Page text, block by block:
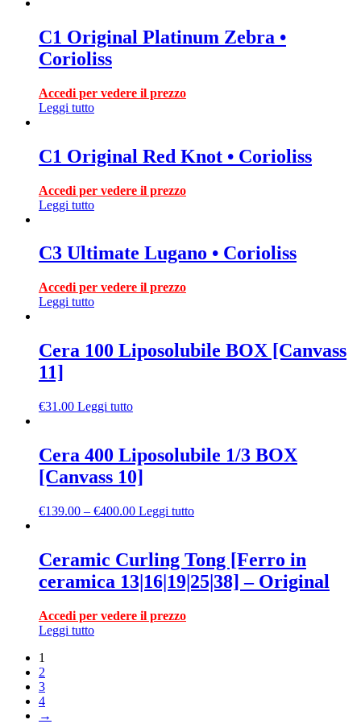
C1 Original Platinum Zebra •
Corioliss
Accedi per vedere il prezzo
Leggi tutto
C1 Original Red Knot • Corioliss
Accedi per vedere il prezzo
Leggi tutto
C3 Ultimate Lugano • Corioliss
Accedi per vedere il prezzo
Leggi tutto
Cera 100 Liposolubile BOX [Canvass
11]
€31.00 Leggi tutto
Cera 400 Liposolubile 1/3 BOX
[Canvass 10]
€139.00 – €400.00 Leggi tutto
Ceramic Curling Tong [Ferro in
ceramica 13|16|19|25|38] – Original
Accedi per vedere il prezzo
Leggi tutto
1
2
3
4
→